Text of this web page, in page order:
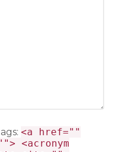
<a href=""
<acronym